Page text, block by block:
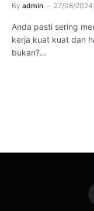
By admin 27/08/2024
Anda pasti sering
kerja kuat kuat dan
bukan?…